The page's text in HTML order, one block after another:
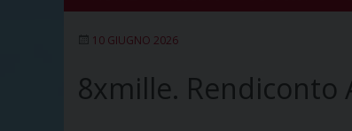
10 GIUGNO 2026
8xmille. Rendiconto